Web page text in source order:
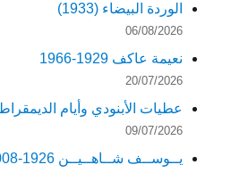
الوردة البيضاء (1933)
06/08/2026
نعيمة عاكف 1929-1966
20/07/2026
عطيات الأبنودي وأيام
09/07/2026
يــوســف شــاهــيــن 1926-2008